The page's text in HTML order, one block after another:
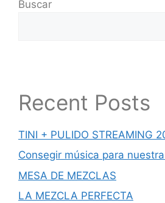
Buscar
Recent Posts
TINI + PULIDO STREAMING
Consegir música para
MESA DE MEZCLAS
LA MEZCLA PERFECTA